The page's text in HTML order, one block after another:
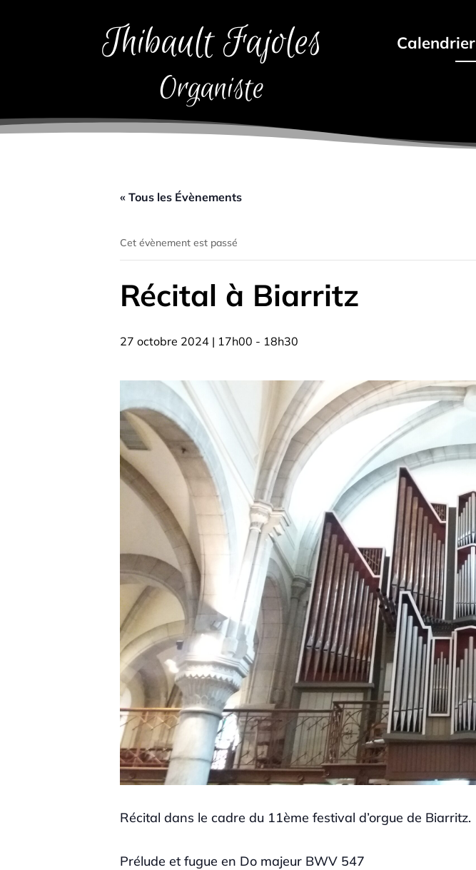
Thibault Fajoles
Organiste
Calendrier
« Tous les Évènements
Cet évènement est passé
Récital à Biarritz
27 octobre 2024 | 17h00 - 18h30
Récital dans le cadre du 11ème festival d’orgue de Biarritz.
Prélude et fugue en Do majeur BWV 547